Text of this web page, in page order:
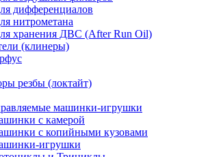
дифференциалов
нитрометана
хранения ДВС (After Run Oil)
(клинеры)
резбы (локтайт)
машинки-игрушки
с камерой
с копийными кузовами
игрушки